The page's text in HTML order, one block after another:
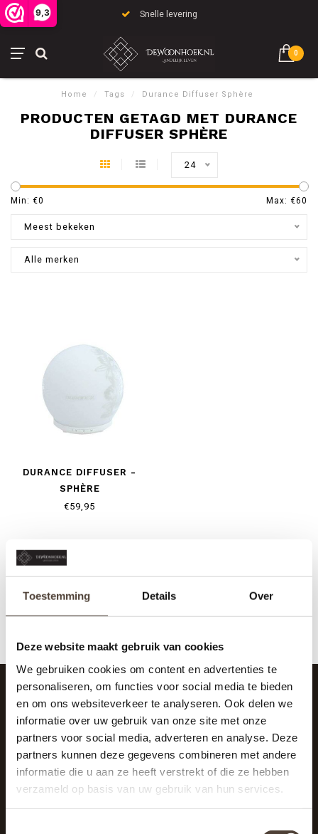
Toestemming Details Over
Deze website maakt gebruik van cookies
We gebruiken cookies om content en advertenties te
personaliseren, om functies voor social media te bieden
en om ons websiteverkeer te analyseren. Ook delen we
informatie over uw gebruik van onze site met onze
partners voor social media, adverteren en analyse. Deze
partners kunnen deze gegevens combineren met andere
informatie die u aan ze heeft verstrekt of die ze hebben
verzameld op basis van uw gebruik van hun services.
9,3 Snelle levering
0
Home / Tags / Durance Diffuser Sphère
PRODUCTEN GETAGD MET DURANCE
DIFFUSER SPHÈRE
24
Min: €0 Max: €60
Meest bekeken
Alle merken
DURANCE DIFFUSER -
SPHÈRE
€59,95
SCHRIJF JE IN VOOR DE NIEUWSBRIEF
And stay up to date with our latest offers